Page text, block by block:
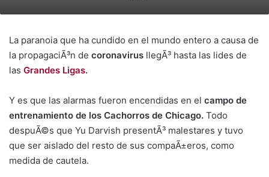
La paranoia que ha cundido en el mundo entero a causa de
la propagaciÃ³n de coronavirus llegÃ³ hasta las lides de
las Grandes Ligas.
Y es que las alarmas fueron encendidas en el campo de
entrenamiento de los Cachorros de Chicago. Todo
despuÃ©s que Yu Darvish presentÃ³ malestares y tuvo
que ser aislado del resto de sus compaÃ±eros, como
medida de cautela.